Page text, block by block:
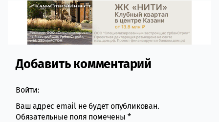
Comment section
Добавить комментарий
Войти:
Ваш адрес email не будет опубликован.
Обязательные поля помечены *